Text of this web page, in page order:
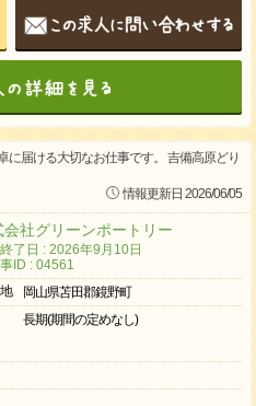
届ける大切なお仕事です。 吉備高原どり
情報更新日 2026/06/05
会社グリーンポートリー
了日 : 2026年9月10日
ID : 04561
岡山県苫田郡鏡野町
長期(期間の定めなし)